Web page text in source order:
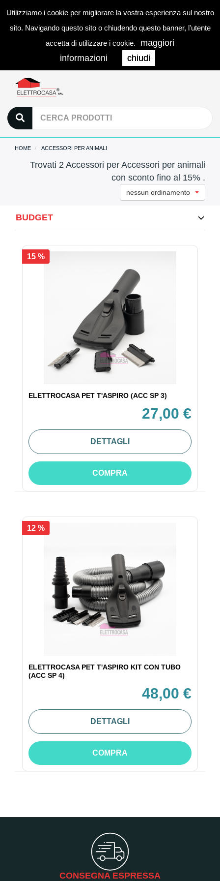
Utilizziamo i cookie per migliorare la vostra esperienza sul nostro
sito. Navigando questo sito o chiudendo questo banner, l'utente
accetta di utilizzare i cookie.
maggiori
informazioni
chiudi
0
HOME ACCESSORI PER ANIMALI
Trovati 2 Accessori per Accessori per animali
con sconto fino al 15% .
nessun ordinamento
BUDGET
15 %
ELETTROCASA PET T'ASPIRO (ACC SP 3)
27,00 €
DETTAGLI
COMPRA
12 %
ELETTROCASA PET T'ASPIRO KIT CON TUBO
(ACC SP 4)
48,00 €
DETTAGLI
COMPRA
CONSEGNA ESPRESSA